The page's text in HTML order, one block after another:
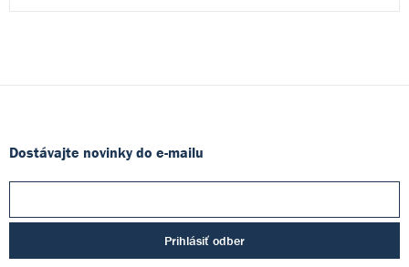
Dostávajte novinky do e-mailu
Prihlásiť odber